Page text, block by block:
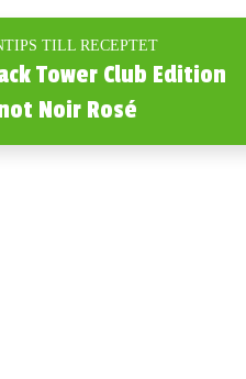
TILL RECEPTET
Tower Club Edition
Noir Rosé